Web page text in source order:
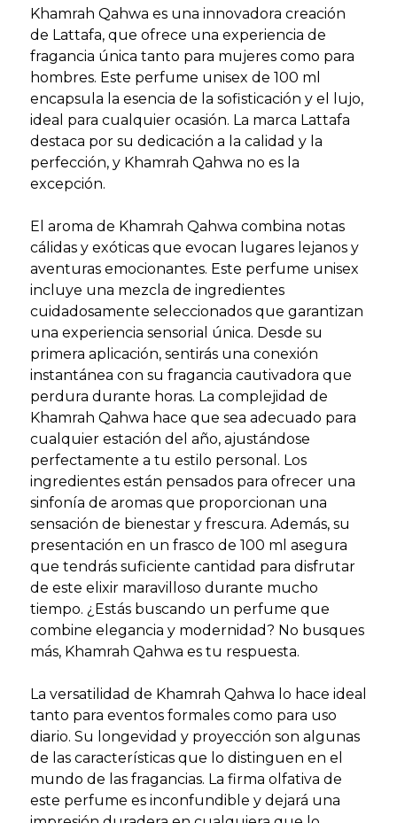
Khamrah Qahwa es una innovadora creación
de Lattafa, que ofrece una experiencia de
fragancia única tanto para mujeres como para
hombres. Este perfume unisex de 100 ml
encapsula la esencia de la sofisticación y el lujo,
ideal para cualquier ocasión. La marca Lattafa
destaca por su dedicación a la calidad y la
perfección, y Khamrah Qahwa no es la
excepción.
El aroma de Khamrah Qahwa combina notas
cálidas y exóticas que evocan lugares lejanos y
aventuras emocionantes. Este perfume unisex
incluye una mezcla de ingredientes
cuidadosamente seleccionados que garantizan
una experiencia sensorial única. Desde su
primera aplicación, sentirás una conexión
instantánea con su fragancia cautivadora que
perdura durante horas. La complejidad de
Khamrah Qahwa hace que sea adecuado para
cualquier estación del año, ajustándose
perfectamente a tu estilo personal. Los
ingredientes están pensados para ofrecer una
sinfonía de aromas que proporcionan una
sensación de bienestar y frescura. Además, su
presentación en un frasco de 100 ml asegura
que tendrás suficiente cantidad para disfrutar
de este elixir maravilloso durante mucho
tiempo. ¿Estás buscando un perfume que
combine elegancia y modernidad? No busques
más, Khamrah Qahwa es tu respuesta.
La versatilidad de Khamrah Qahwa lo hace ideal
tanto para eventos formales como para uso
diario. Su longevidad y proyección son algunas
de las características que lo distinguen en el
mundo de las fragancias. La firma olfativa de
este perfume es inconfundible y dejará una